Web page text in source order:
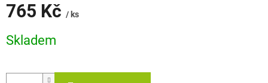
765 Kč / ks
cena:
Skladem